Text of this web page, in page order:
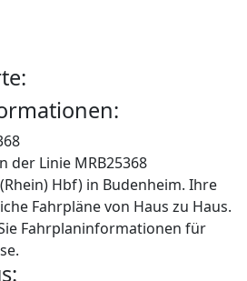
der Linie MRB25368
Hbf) in Budenheim. Ihre
Fahrpläne von Haus zu Haus.
Fahrplaninformationen für